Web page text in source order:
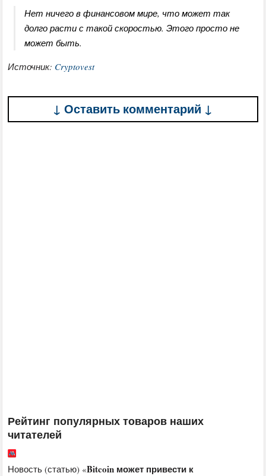
Нет ничего в финансовом мире, что может так
долго расти с такой скоростью. Этого просто не
может быть.
Источник: Cryptovest
↓ Оставить комментарий ↓
Рейтинг популярных товаров наших
читателей
Новость (статью) «Bitcoin может привести к